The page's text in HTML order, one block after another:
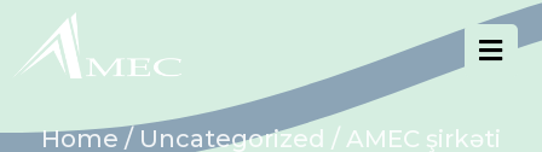
Home / Uncategorized / AMEC şirkəti